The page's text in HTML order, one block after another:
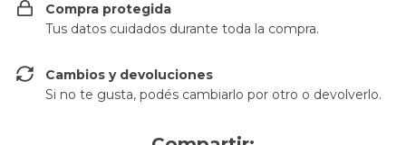
Compra protegida
Tus datos cuidados durante toda la compra.
Cambios y devoluciones
Si no te gusta, podés cambiarlo por otro o devolverlo.